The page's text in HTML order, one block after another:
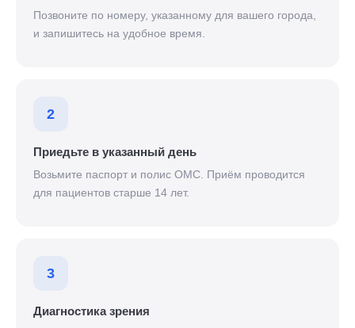
Позвоните по номеру, указанному для вашего города,
и запишитесь на удобное время.
2
Приедьте в указанный день
Возьмите паспорт и полис ОМС. Приём проводится
для пациентов старше 14 лет.
3
Диагностика зрения